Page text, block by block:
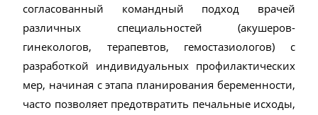
согласованный командный подход врачей
различных специальностей (акушеров-
гинекологов, терапевтов, гемостазиологов) с
разработкой индивидуальных профилактических
мер, начиная с этапа планирования беременности,
часто позволяет предотвратить печальные исходы,